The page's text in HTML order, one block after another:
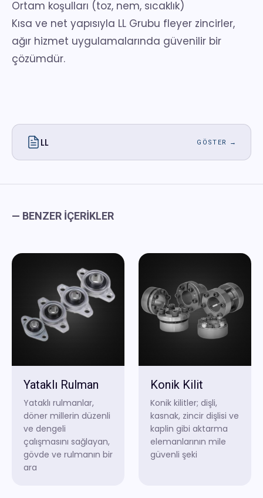
Ortam koşulları (toz, nem, sıcaklık)
Kısa ve net yapısıyla LL Grubu fleyer zincirler,
ağır hizmet uygulamalarında güvenilir bir
çözümdür.
LL GÖSTER →
— BENZER İÇERIKLER
Yataklı Rulman
Yataklı rulmanlar,
döner millerin düzenli
ve dengeli
çalışmasını sağlayan,
gövde ve rulmanın bir
ara
Konik Kilit
Konik kilitler; dişli,
kasnak, zincir dişlisi ve
kaplin gibi aktarma
elemanlarının mile
güvenli şeki